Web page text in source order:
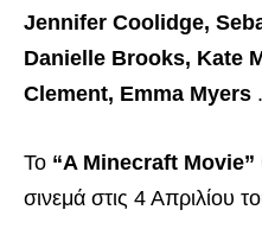
Jennifer Coolidge,
Danielle Brooks, Kate
Clement, Emma Myers .
Το “A Minecraft Movie”
σινεμά στις 4 Απριλίου